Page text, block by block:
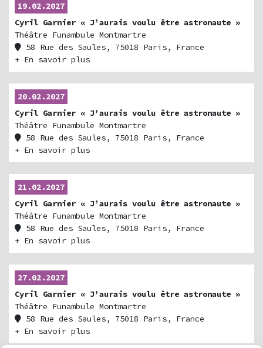
19.02.2027
Cyril Garnier « J’aurais voulu être astronaute »
Théâtre Funambule Montmartre
58 Rue des Saules, 75018 Paris, France
+ En savoir plus
20.02.2027
Cyril Garnier « J’aurais voulu être astronaute »
Théâtre Funambule Montmartre
58 Rue des Saules, 75018 Paris, France
+ En savoir plus
21.02.2027
Cyril Garnier « J’aurais voulu être astronaute »
Théâtre Funambule Montmartre
58 Rue des Saules, 75018 Paris, France
+ En savoir plus
27.02.2027
Cyril Garnier « J’aurais voulu être astronaute »
Théâtre Funambule Montmartre
58 Rue des Saules, 75018 Paris, France
+ En savoir plus